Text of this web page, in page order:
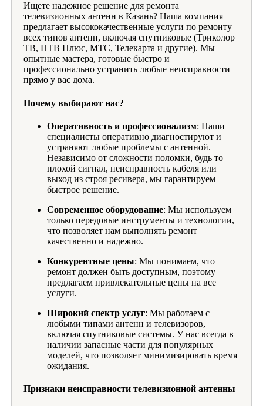
Ищете надежное решение для ремонта
телевизионных антенн в Казань? Наша компания
предлагает высококачественные услуги по ремонту
всех типов антенн, включая спутниковые (Триколор
ТВ, НТВ Плюс, МТС, Телекарта и другие). Мы –
опытные мастера, готовые быстро и
профессионально устранить любые неисправности
прямо у вас дома.
Почему выбирают нас?
Оперативность и профессионализм: Наши
специалисты оперативно диагностируют и
устраняют любые проблемы с антенной.
Независимо от сложности поломки, будь то
плохой сигнал, неисправность кабеля или
выход из строя ресивера, мы гарантируем
быстрое решение.
Современное оборудование: Мы используем
только передовые инструменты и технологии,
что позволяет нам выполнять ремонт
качественно и надежно.
Конкурентные цены: Мы понимаем, что
ремонт должен быть доступным, поэтому
предлагаем привлекательные цены на все
услуги.
Широкий спектр услуг: Мы работаем с
любыми типами антенн и телевизоров,
включая спутниковые системы. У нас всегда в
наличии запасные части для популярных
моделей, что позволяет минимизировать время
ожидания.
Признаки неисправности телевизионной антенны